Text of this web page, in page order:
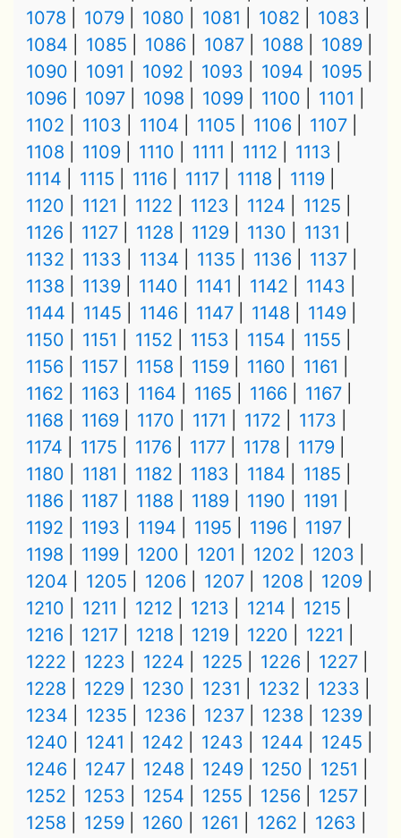
1078
1079 1080 1081 1082
1083
1084
1085 1086 1087 1088
1089
1090
1091 1092 1093 1094
1095
1096
1097 1098 1099 1100
1101
1102
1103 1104 1105 1106
1107
1108
1109 1110 1111 1112
1113
1114
1115 1116 1117 1118
1119
1120
1121 1122 1123 1124
1125
1126
1127 1128 1129 1130
1131
1132
1133 1134 1135 1136
1137
1138
1139 1140 1141 1142
1143
1144
1145 1146 1147 1148
1149
1150
1151 1152 1153 1154
1155
1156
1157 1158 1159 1160
1161
1162
1163 1164 1165 1166
1167
1168
1169 1170 1171 1172
1173
1174
1175 1176 1177 1178
1179
1180
1181 1182 1183 1184
1185
1186
1187 1188 1189 1190
1191
1192
1193 1194 1195 1196
1197
1198
1199 1200 1201 1202
1203
1204
1205 1206 1207 1208
1209
1210
1211 1212 1213 1214
1215
1216
1217 1218 1219 1220
1221
1222
1223 1224 1225 1226
1227
1228
1229 1230 1231 1232
1233
1234
1235 1236 1237 1238
1239
1240
1241 1242 1243 1244
1245
1246
1247 1248 1249 1250
1251
1252
1253 1254 1255 1256
1257
1258
1259 1260 1261 1262
1263